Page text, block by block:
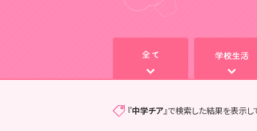
『中学チア』で検索した結果を表示し